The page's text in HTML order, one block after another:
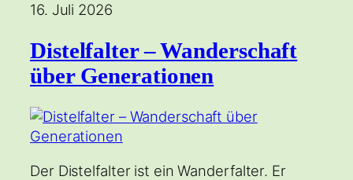
16. Juli 2026
Distelfalter – Wanderschaft
über Generationen
Der Distelfalter ist ein Wanderfalter. Er